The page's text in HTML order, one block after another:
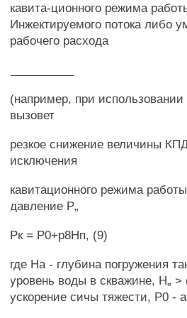
кавита-ционного режима
Инжектируемого потока либо
рабочего расхода
(например, при
вызовет
резкое снижение величины
исключения
кавитационного режима
давление Р„
Рк = Р0+р8Нп, (9)
где На - глубина погружения
уровень воды в скважине, Н„
ускорение сичы тяжести, Р0 -